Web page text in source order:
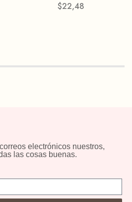
$22,48
electrónicos nuestros,
las cosas buenas.